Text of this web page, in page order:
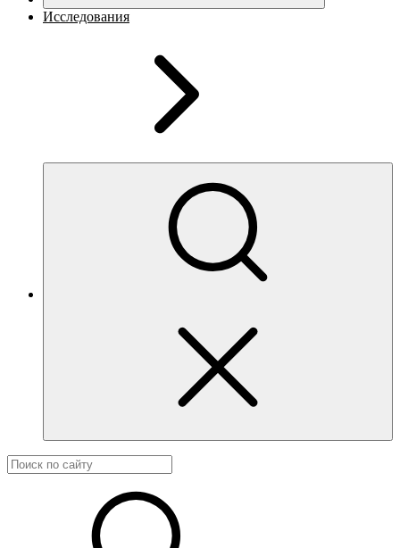
Исследования